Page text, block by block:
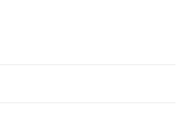
é mais do que uma